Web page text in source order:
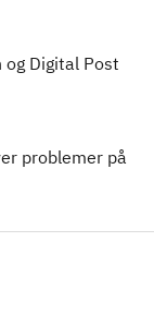
Digital Post
problemer på